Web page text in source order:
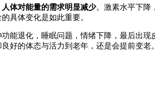
人体对能量的需求明显减少。激素水平下降
具体变化是如此重要。
能退化，睡眠问题，情绪下降，最后出
好的体态与活力到老年，还是会提前变老。